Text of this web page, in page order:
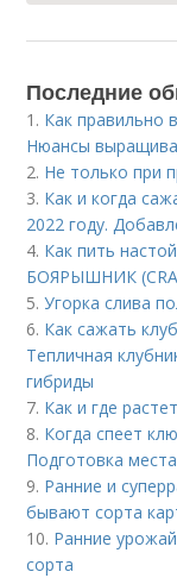
Последние
1. Как правильно
Нюансы
2. Не только при
3. Как и когда
2022 году.
4. Как пить
БОЯРЫШНИК
5.Угорка слива
6. Как сажать
Тепличная
гибриды
7. Как и где
8. Когда спеет
Подготовка
9. Ранние и
бывают сорта
10. Ранние
сорта